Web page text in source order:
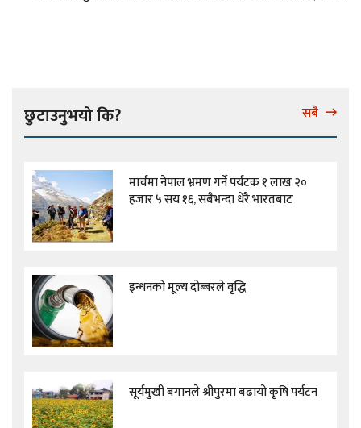
छुटाउनुभयो कि? सबै
मार्चमा नेपाल भ्रमण गर्ने पर्यटक १ लाख २०
हजार ५ सय १६, सबैभन्दा धेरै भारतबाट
इन्धनको मूल्य दोब्बरले वृद्धि
सूर्यमुखी बगानले श्रीपुरमा बढायो कृषि पर्यटन